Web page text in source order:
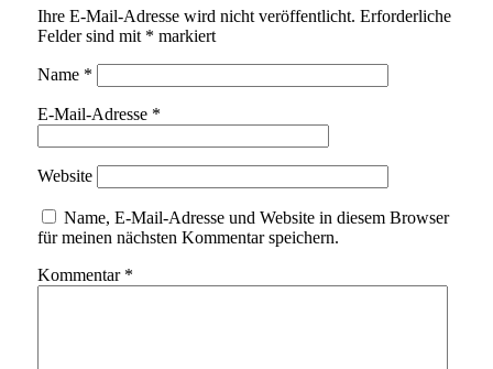
Ihre E-Mail-Adresse wird nicht veröffentlicht. Erforderliche
Felder sind mit * markiert
Name *
E-Mail-Adresse *
Website
Name, E-Mail-Adresse und Website in diesem Browser
für meinen nächsten Kommentar speichern.
Kommentar *